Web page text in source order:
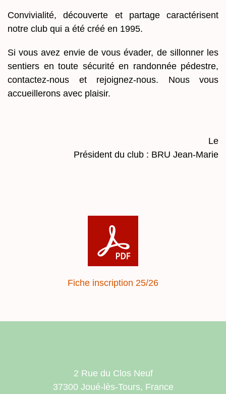
​Convivialité, découverte et partage caractérisent
notre club qui a été créé en 1995.
​Si vous avez envie de vous évader, de sillonner les
sentiers en toute sécurité en randonnée pédestre,
contactez-nous et rejoignez-nous. Nous vous
accueillerons avec plaisir.
Le
Président du club : BRU Jean-Marie
Fiche inscription 25/26
2 Rue du Clos Neuf
37300 Joué-lès-Tours, France